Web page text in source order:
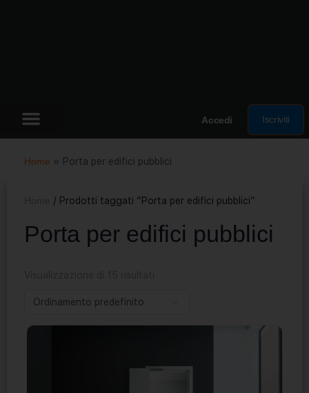
Accedi Iscriviti
Home » Porta per edifici pubblici
/ Prodotti taggati “Porta per edifici pubblici”
Porta per edifici pubblici